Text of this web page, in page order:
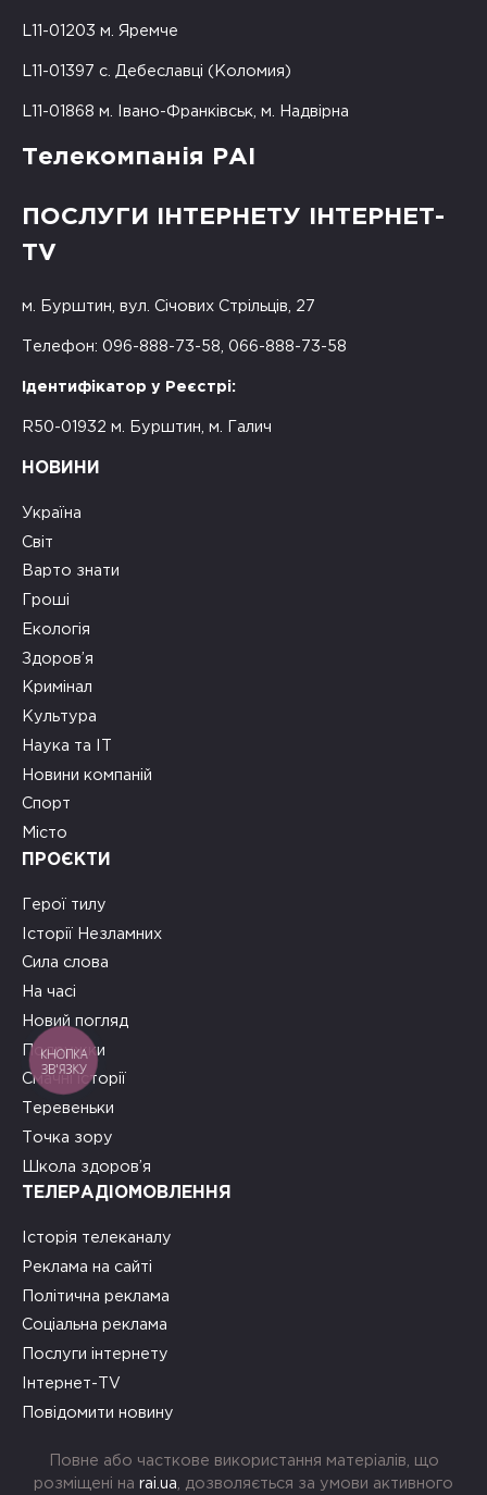
L11-01203 м. Яремче
L11-01397 с. Дебеславці (Коломия)
L11-01868 м. Івано-Франківськ, м. Надвірна
Телекомпанія РАІ
ПОСЛУГИ ІНТЕРНЕТУ ІНТЕРНЕТ-
TV
м. Бурштин, вул. Січових Стрільців, 27
Телефон: 096-888-73-58, 066-888-73-58
Ідентифікатор у Реєстрі:
R50-01932 м. Бурштин, м. Галич
НОВИНИ
Україна
Світ
Варто знати
Гроші
Екологія
Здоров’я
Кримінал
Культура
Наука та ІТ
Новини компаній
Спорт
Місто
ПРОЄКТИ
Герої тилу
Історії Незламних
Сила слова
На часі
Новий погляд
Подружки
Смачні історії
Теревеньки
Точка зору
Школа здоров’я
ТЕЛЕРАДІОМОВЛЕННЯ
Історія телеканалу
Реклама на сайті
Політична реклама
Соціальна реклама
Послуги інтернету
Інтернет-TV
Повідомити новину
Повне або часткове використання матеріалів, що
розміщені на rai.ua , дозволяється за умови активного
КНОПКА
ЗВ'ЯЗКУ